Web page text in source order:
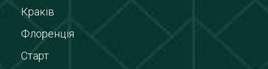
Краків
Флоренція
Старт